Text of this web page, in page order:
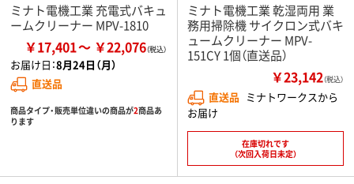
ミナト電機工業 充電式バキュ
ームクリーナー MPV-1810
￥17,401 ￥22,076
お届け日：8月24日（月）
直送品
商品タイプ・販売単位違いの商品が2商品あ
ります
ミナト電機工業 乾湿両用 業
務用掃除機 サイクロン式バキ
ュームクリーナー MPV-
151CY 1個（直送品）
￥23,142（税込）
直送品 ミナトワークスから
お届け
在庫切れです
（次回入荷日未定）